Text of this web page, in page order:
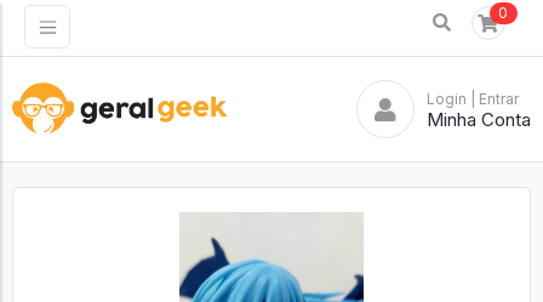
0
Login | Entrar
Minha Conta